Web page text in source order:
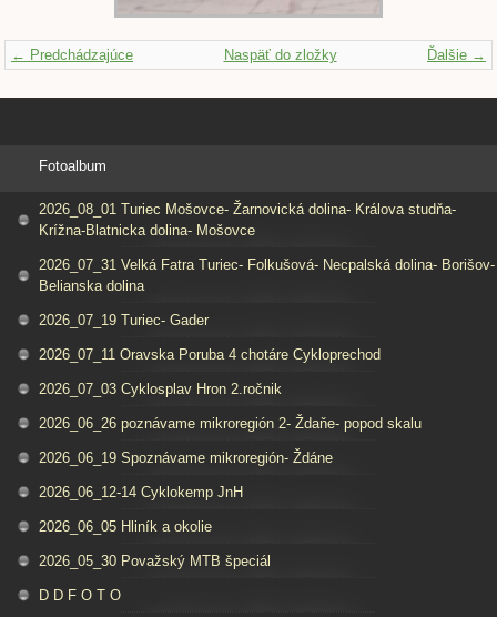
← Predchádzajúce Ďalšie →
Naspäť do zložky
Fotoalbum
2026_08_01 Turiec Mošovce- Žarnovická dolina- Králova studňa-
Krížna-Blatnicka dolina- Mošovce
2026_07_31 Velká Fatra Turiec- Folkušová- Necpalská dolina- Borišov-
Belianska dolina
2026_07_19 Turiec- Gader
2026_07_11 Oravska Poruba 4 chotáre Cykloprechod
2026_07_03 Cyklosplav Hron 2.ročnik
2026_06_26 poznávame mikroregión 2- Ždaňe- popod skalu
2026_06_19 Spoznávame mikroregión- Ždáne
2026_06_12-14 Cyklokemp JnH
2026_06_05 Hliník a okolie
2026_05_30 Považský MTB špeciál
D D F O T O